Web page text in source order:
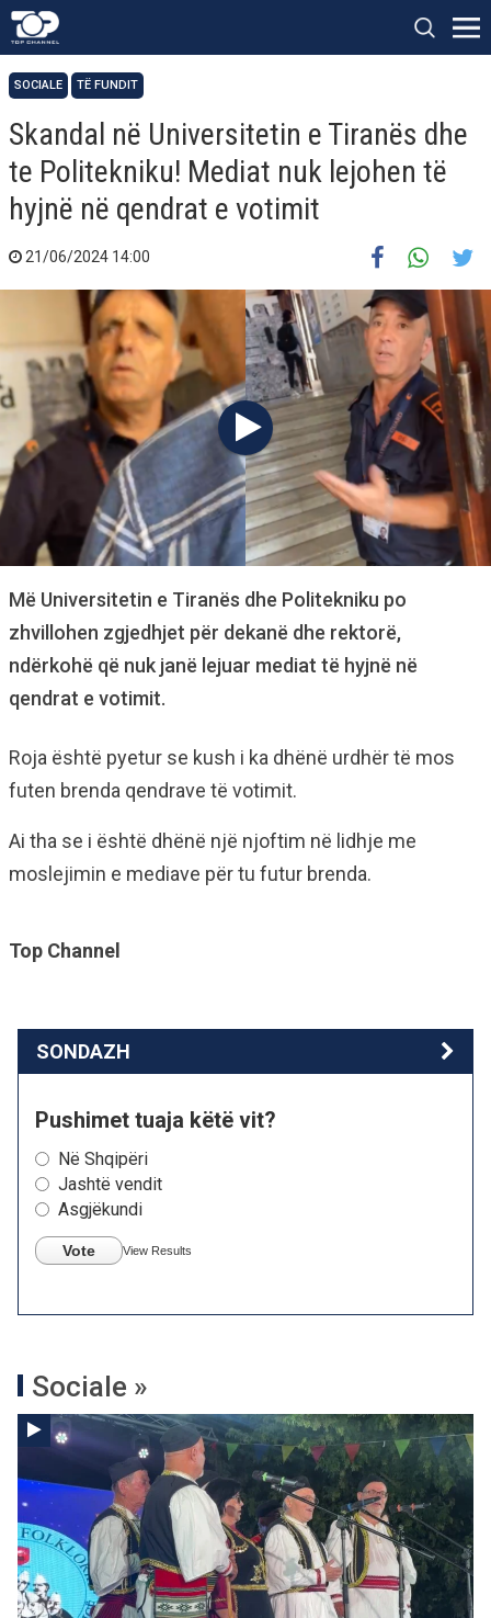
SOCIALE TË FUNDIT
Skandal në Universitetin e Tiranës dhe
te Politekniku! Mediat nuk lejohen të
hyjnë në qendrat e votimit
21/06/2024 14:00
Më Universitetin e Tiranës dhe Politekniku po
zhvillohen zgjedhjet për dekanë dhe rektorë,
ndërkohë që nuk janë lejuar mediat të hyjnë në
qendrat e votimit.
Roja është pyetur se kush i ka dhënë urdhër të mos
futen brenda qendrave të votimit.
Ai tha se i është dhënë një njoftim në lidhje me
moslejimin e mediave për tu futur brenda.
Top Channel
SONDAZH
Pushimet tuaja këtë vit?
Në Shqipëri
Jashtë vendit
Asgjëkundi
Vote View Results
Sociale »